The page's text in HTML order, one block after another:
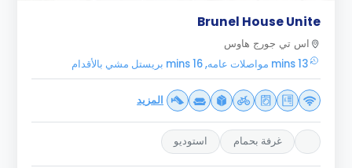
Brunel House Unite
اس تي جورج هاوس
13 mins مواصلات عامه, 16 mins بريستل مشي بالأقدام
المزيد
غرفة بحمام استوديو